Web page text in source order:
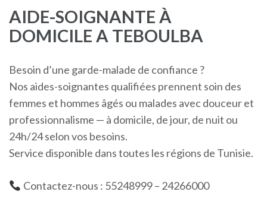
AIDE-SOIGNANTE À
DOMICILE A TEBOULBA
Besoin d’une garde-malade de confiance ?
Nos aides-soignantes qualifiées prennent soin des
femmes et hommes âgés ou malades avec douceur et
professionnalisme — à domicile, de jour, de nuit ou
24h/24 selon vos besoins.
Service disponible dans toutes les régions de Tunisie.
Contactez-nous : 55248999 – 24266000